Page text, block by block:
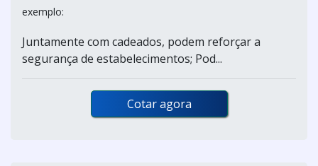
exemplo:
Juntamente com cadeados, podem reforçar a
segurança de estabelecimentos; Pod...
Cotar agora